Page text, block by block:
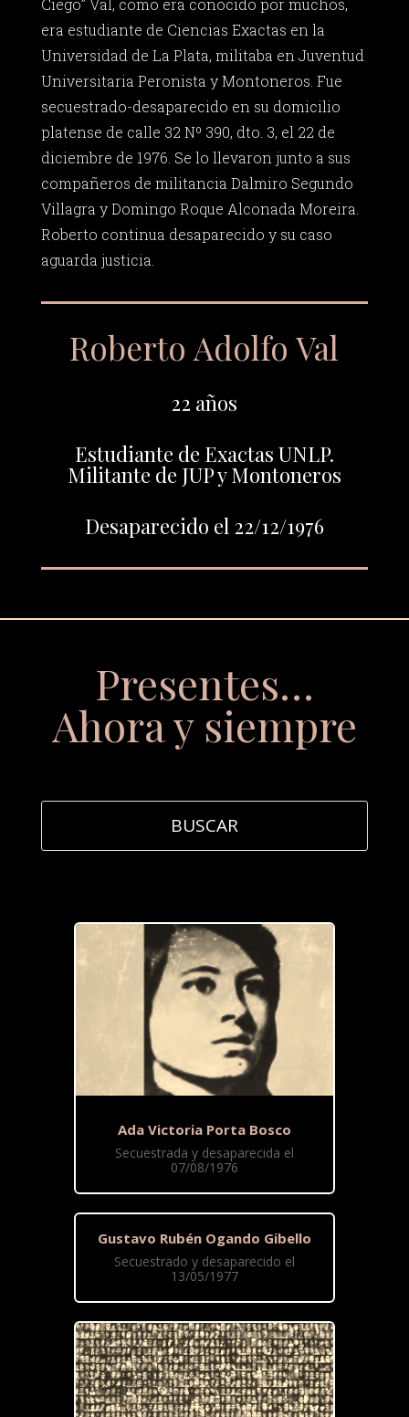
Ciego” Val, como era conocido por muchos,
era estudiante de Ciencias Exactas en la
Universidad de La Plata, militaba en Juventud
Universitaria Peronista y Montoneros. Fue
secuestrado-desaparecido en su domicilio
platense de calle 32 Nº 390, dto. 3, el 22 de
diciembre de 1976. Se lo llevaron junto a sus
compañeros de militancia Dalmiro Segundo
Villagra y Domingo Roque Alconada Moreira.
Roberto continua desaparecido y su caso
aguarda justicia.
Roberto Adolfo Val
22 años
Estudiante de Exactas UNLP.
Militante de JUP y Montoneros
Desaparecido el 22/12/1976
Presentes…
Ahora y siempre
Ada Victoria Porta Bosco
Secuestrada y desaparecida el
07/08/1976
Gustavo Rubén Ogando Gibello
Secuestrado y desaparecido el
13/05/1977